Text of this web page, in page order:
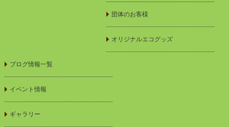
団体のお客様
オリジナルエコグッズ
ブログ情報一覧
イベント情報
ギャラリー